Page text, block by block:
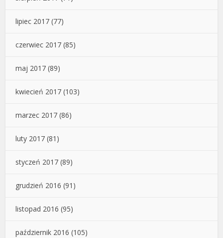
lipiec 2017 (77)
czerwiec 2017 (85)
maj 2017 (89)
kwiecień 2017 (103)
marzec 2017 (86)
luty 2017 (81)
styczeń 2017 (89)
grudzień 2016 (91)
listopad 2016 (95)
październik 2016 (105)